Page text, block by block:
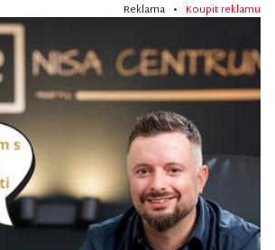
Reklama • Koupit reklamu